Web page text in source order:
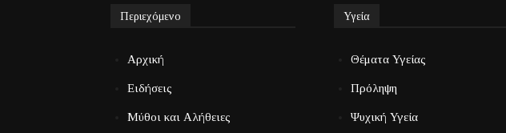
Περιεχόμενο
Αρχική
Ειδήσεις
Μύθοι και Αλήθειες
Υγεία
Θέματα Υγείας
Πρόληψη
Ψυχική Υγεία